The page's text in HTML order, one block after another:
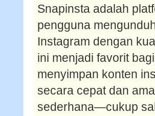
Snapinsta adalah
pengguna
Instagram dengan
ini menjadi favorit
menyimpan konten
secara cepat dan
sederhana—cukup